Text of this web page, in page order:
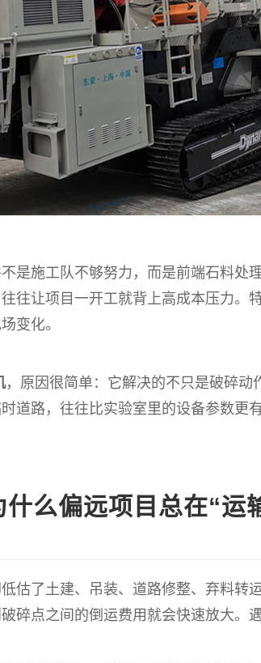
是施工队不够努力，而是前端石料
往让项目一开工就背上高成本压力
变化。
，原因很简单：它解决的不只是破碎
道路，往往比实验室里的设备参数更有
什么偏远项目总在“运
估了土建、吊装、道路修整、弃料转
碎点之间的倒运费用就会快速放大。